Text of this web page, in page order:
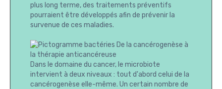
plus long terme, des traitements préventifs
pourraient être développés afin de prévenir la
survenue de ces maladies.
De la cancérogenèse à
la thérapie anticancéreuse
Dans le domaine du cancer, le microbiote
intervient à deux niveaux : tout d'abord celui de la
cancérogenèse elle-même. Un certain nombre de